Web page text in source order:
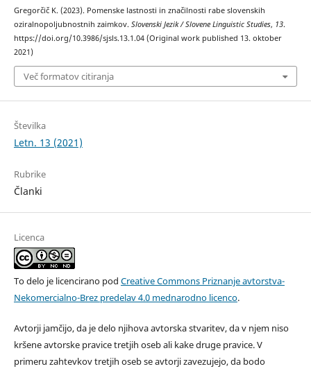
Gregorčič K. (2023). Pomenske lastnosti in značilnosti rabe slovenskih
oziralnopoljubnostnih zaimkov. Slovenski Jezik / Slovene Linguistic Studies, 13.
https://doi.org/10.3986/sjsls.13.1.04 (Original work published 13. oktober
2021)
Več formatov citiranja
Številka
Letn. 13 (2021)
Rubrike
Članki
Licenca
To delo je licencirano pod Creative Commons Priznanje avtorstva-
Nekomercialno-Brez predelav 4.0 mednarodno licenco.
Avtorji jamčijo, da je delo njihova avtorska stvaritev, da v njem niso
kršene avtorske pravice tretjih oseb ali kake druge pravice. V
primeru zahtevkov tretjih oseb se avtorji zavezujejo, da bodo